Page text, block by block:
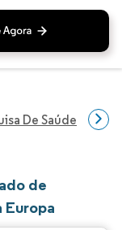
De Saúde
de